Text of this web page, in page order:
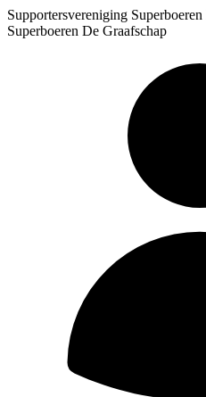
Supportersvereniging
Superboeren De Graafschap